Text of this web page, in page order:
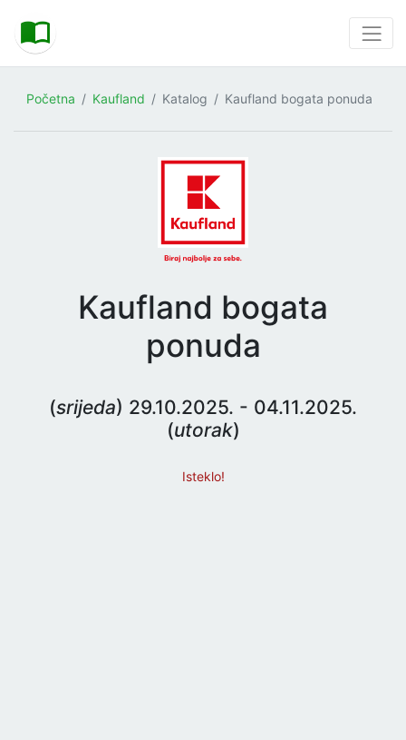
Početna Kaufland Katalog Kaufland bogata ponuda
Kaufland bogata
ponuda
(srijeda) 29.10.2025. - 04.11.2025.
(utorak)
Isteklo!